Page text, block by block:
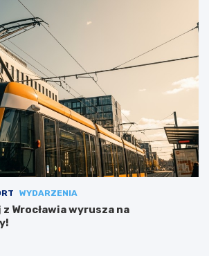
WYDARZENIA
Wrocławia wyrusza na